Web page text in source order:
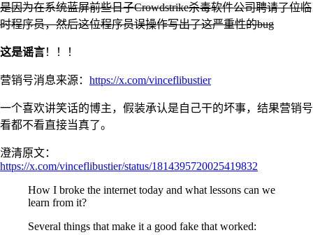
是因为在系统蓝屏前些日子Crowdstrike杀毒软件公司聘请了位临
时程序员，然后这位程序员误操作写出了这严重性的bug
这是谣言！！！
营销号消息来源： https://x.com/vinceflibustier
一个喜欢讲笑话的博主，假装承认是自己干的坏事，结果营销号
看都不看直接当真了。
澄清原文：
https://x.com/vinceflibustier/status/1814395720025419832
How I broke the internet today and what lessons can we
learn from it?
Several things that make it a good fake that worked: